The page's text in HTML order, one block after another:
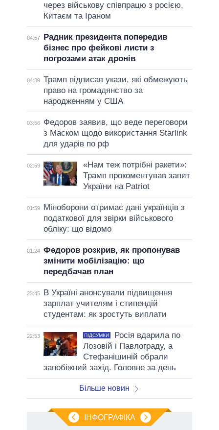
через військову співпрацю з росією,
Китаєм та Іраном
04:57
Радник президента попередив
бізнес про фейкові листи з
погрозами атак дронів
04:39 Трамп підписав укази, які обмежують
право на громадянство за
народженням у США
03:56
Федоров заявив, що веде переговори
з Маском щодо використання Starlink
для ударів по рф
02:59
«Нам теж потрібні ракети»:
Трамп прокоментував запит
України на Patriot
01:59
Міноборони отримає дані українців з
податкової для звірки військового
обліку: що відомо
01:24 Федоров розкрив, як пропонував
змінити мобілізацію: що
передбачав план
23:45
В Україні анонсували підвищення
зарплат учителям і стипендій
студентам: як зростуть виплати
22:53 ПІДСУМКИ
Росія вдарила по
Лозовій і Павлограду, а
Стефанішиній обрали
запобіжний захід. Головне за день
Більше новин
ІНФОГРАФІКА